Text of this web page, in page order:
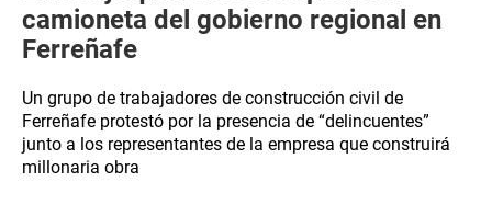
camioneta del gobierno regional en
Ferreñafe
Un grupo de trabajadores de construcción civil de
Ferreñafe protestó por la presencia de “delincuentes”
junto a los representantes de la empresa que construirá
millonaria obra